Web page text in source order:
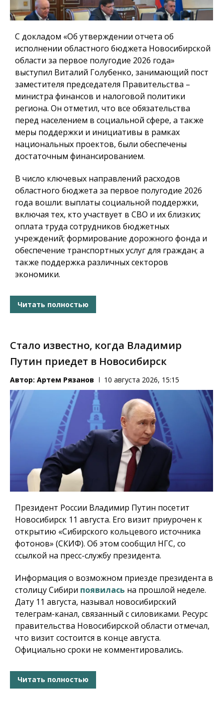
С докладом «Об утверждении отчета об
исполнении областного бюджета Новосибирской
области за первое полугодие 2026 года»
выступил Виталий Голубенко, занимающий пост
заместителя председателя Правительства –
министра финансов и налоговой политики
региона. Он отметил, что все обязательства
перед населением в социальной сфере, а также
меры поддержки и инициативы в рамках
национальных проектов, были обеспечены
достаточным финансированием.
В число ключевых направлений расходов
областного бюджета за первое полугодие 2026
года вошли: выплаты социальной поддержки,
включая тех, кто участвует в СВО и их близких;
оплата труда сотрудников бюджетных
учреждений; формирование дорожного фонда и
обеспечение транспортных услуг для граждан; а
также поддержка различных секторов
экономики.
Читать полностью
Стало известно, когда Владимир
Путин приедет в Новосибирск
Автор: Артем Рязанов 10 августа 2026, 15:15
Президент России Владимир Путин посетит
Новосибирск 11 августа. Его визит приурочен к
открытию «Сибирского кольцевого источника
фотонов» (СКИФ). Об этом сообщил НГС, со
ссылкой на пресс-службу президента.
Информация о возможном приезде президента в
столицу Сибири появилась на прошлой неделе.
Дату 11 августа, называл новосибирский
телеграм-канал, связанный с силовиками. Ресурс
правительства Новосибирской области отмечал,
что визит состоится в конце августа.
Официально сроки не комментировались.
Читать полностью